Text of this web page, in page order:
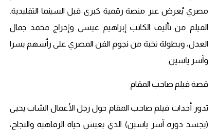
مصري يُعرض عبر منصة رقمية كبرى قبل السينما التقليدية.
الفيلم من تأليف الكاتب إبراهيم عيسى وإخراج محمد جمال
العدل، وبطولة نخبة من نجوم الفن المصري على رأسهم يسرا
وآسر ياسين.
قصة فيلم صاحب المقام
تدور أحداث فيلم صاحب المقام حول رجل الأعمال الشاب يحيى
(يجسد دوره آسر ياسين) الذي يعيش حياة الرفاهية والنجاح،